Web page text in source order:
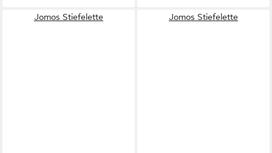
Jomos Stiefelette Jomos Stiefelette